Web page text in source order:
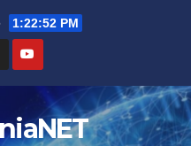
1:22:54 PM